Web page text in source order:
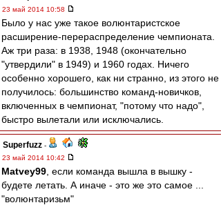
23 май 2014 10:58
Было у нас уже такое волюнтаристское
расширение-перераспределение чемпионата.
Аж три раза: в 1938, 1948 (окончательно
"утвердили" в 1949) и 1960 годах. Ничего
особенно хорошего, как ни странно, из этого не
получилось: большинство команд-новичков,
включенных в чемпионат, "потому что надо",
быстро вылетали или исключались.
Superfuzz -
23 май 2014 10:42
Matvey99 , если команда вышла в вышку -
будете летать. А иначе - это же это самое ...
"волюнтаризьм"